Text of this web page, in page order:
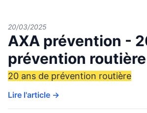
AXA prévention -
prévention routière
20/03/2025
20 ans de prévention routière
Lire l'article →